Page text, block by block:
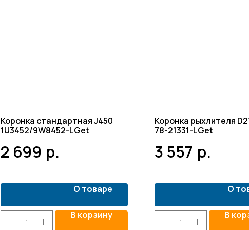
Коронка стандартная J450
1U3452/9W8452-LGet
2 699 р.
О товаре
В корзину
Коронка рыхлителя
78-21331-LGet
3 557 р.
О
В